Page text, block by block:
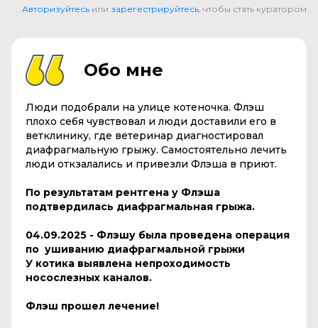
Авторизуйтесь или зарегестрируйтесь, чтобы стать куратором
Обо мне
Люди подобрали на улице котеночка. Флэш
плохо себя чувствовал и люди доставили его в
ветклинику, где ветеринар диагностировал
диафрагмальную грыжу. Самостоятельно лечить
люди откзалались и привезли Флэша в приют.
По результатам рентгена у Флэша
подтвердилась диафрагмальная грыжа.
04.09.2025 - Флэшу была проведена операция
по ушиванию диафрагмальной грыжи
У котика выявлена непроходимость
носослезных каналов.
Флэш прошел лечение!